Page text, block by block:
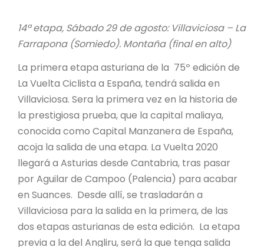
14ª etapa, Sábado 29 de agosto: Villaviciosa – La
Farrapona (Somiedo). Montaña (final en alto)
La primera etapa asturiana de la 75º edición de
La Vuelta Ciclista a España, tendrá salida en
Villaviciosa. Sera la primera vez en la historia de
la prestigiosa prueba, que la capital maliaya,
conocida como Capital Manzanera de España,
acoja la salida de una etapa. La Vuelta 2020
llegará a Asturias desde Cantabria, tras pasar
por Aguilar de Campoo (Palencia) para acabar
en Suances. Desde allí, se trasladarán a
Villaviciosa para la salida en la primera, de las
dos etapas asturianas de esta edición. La etapa
previa a la del Angliru, será la que tenga salida